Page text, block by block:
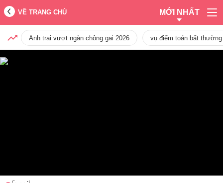
VỀ TRANG CHỦ MỚI NHẤT
Anh trai vượt ngàn chông gai 2026 vụ điểm toán bất